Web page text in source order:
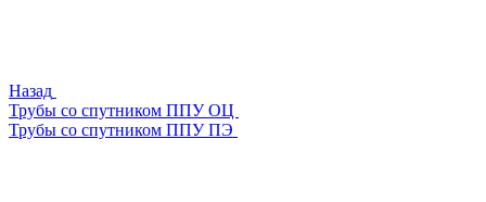
Назад
Трубы со спутником ППУ ОЦ
Трубы со спутником ППУ ПЭ